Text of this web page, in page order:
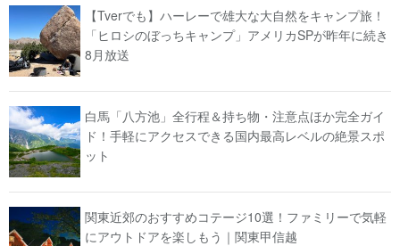
【Tverでも】ハーレーで雄大な大自然をキャンプ旅！
「ヒロシのぼっちキャンプ」アメリカSPが昨年に続き
8月放送
白馬「八方池」全行程＆持ち物・注意点ほか完全ガイ
ド！手軽にアクセスできる国内最高レベルの絶景スポ
ット
関東近郊のおすすめコテージ10選！ファミリーで気軽
にアウトドアを楽しもう｜関東甲信越